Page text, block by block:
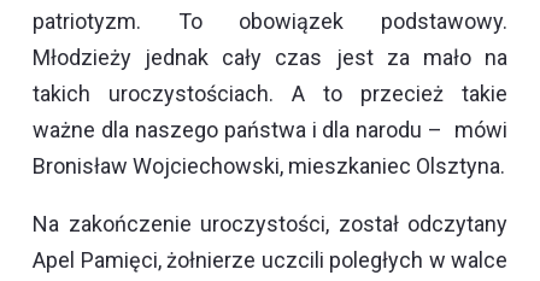
patriotyzm. To obowiązek podstawowy.
Młodzieży jednak cały czas jest za mało na
takich uroczystościach. A to przecież takie
ważne dla naszego państwa i dla narodu – mówi
Bronisław Wojciechowski, mieszkaniec Olsztyna.
Na zakończenie uroczystości, został odczytany
Apel Pamięci, żołnierze uczcili poległych w walce